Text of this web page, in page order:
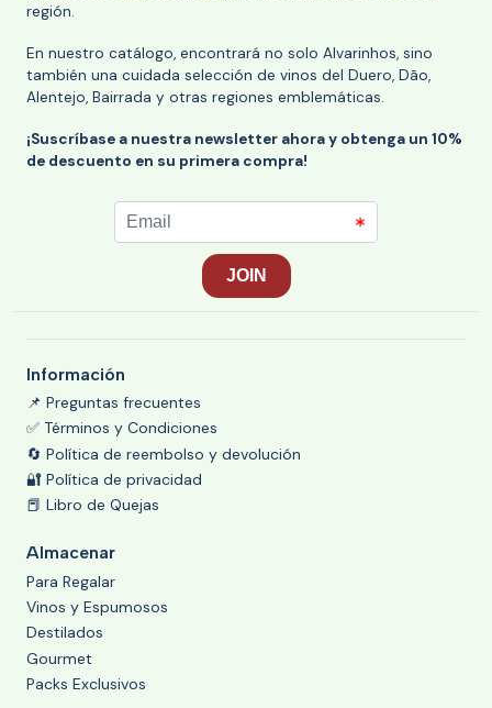
región.
En nuestro catálogo, encontrará no solo Alvarinhos, sino
también una cuidada selección de vinos del Duero, Dão,
Alentejo, Bairrada y otras regiones emblemáticas.
¡Suscríbase a nuestra newsletter ahora y obtenga un 10%
de descuento en su primera compra!
Información
📌 Preguntas frecuentes
✅ Términos y Condiciones
🔄 Política de reembolso y devolución
🔐 Política de privacidad
📕 Libro de Quejas
Almacenar
Para Regalar
Vinos y Espumosos
Destilados
Gourmet
Packs Exclusivos